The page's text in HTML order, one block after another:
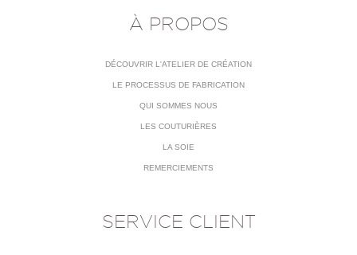
À PROPOS
DÉCOUVRIR L'ATELIER DE CRÉATION
LE PROCESSUS DE FABRICATION
QUI SOMMES NOUS
LES COUTURIÈRES
LA SOIE
REMERCIEMENTS
SERVICE CLIENT